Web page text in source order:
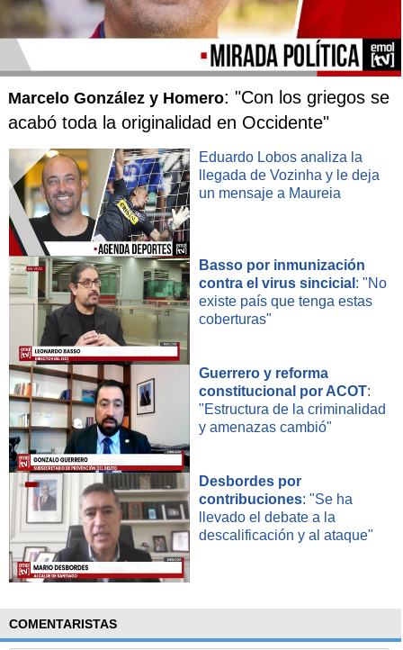
Marcelo González y Homero: "Con los griegos se
acabó toda la originalidad en Occidente"
Eduardo Lobos analiza la
llegada de Vozinha y le deja
un mensaje a Maureia
Basso por inmunización
contra el virus sincicial : "No
existe país que tenga estas
coberturas"
Guerrero y reforma
constitucional por ACOT:
"Estructura de la criminalidad
y amenazas cambió"
Desbordes por
contribuciones: "Se ha
llevado el debate a la
descalificación y al ataque"
COMENTARISTAS